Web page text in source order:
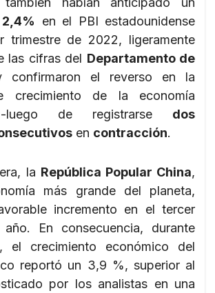
2,4% en el PBI estadounidense
trimestre de 2022, ligeramente
las cifras del Departamento de
confirmaron el reverso en la
crecimiento de la economía
-luego de registrarse dos
en contracción.
la República Popular China,
más grande del planeta,
incremento en el tercer
En consecuencia, durante
el crecimiento económico del
reportó un 3,9 %, superior al
por los analistas en una